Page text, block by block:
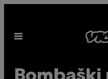
садржај
Otvori